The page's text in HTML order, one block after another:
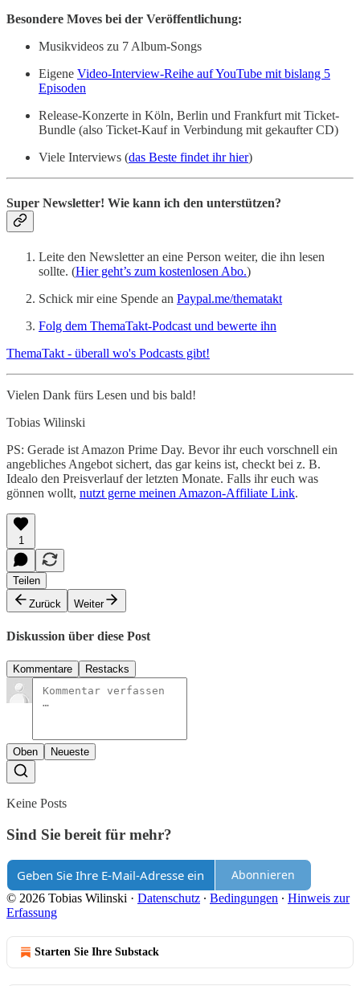
Besondere Moves bei der Veröffentlichung:
Musikvideos zu 7 Album-Songs
Eigene Video-Interview-Reihe auf YouTube mit bislang 5
Episoden
Release-Konzerte in Köln, Berlin und Frankfurt mit Ticket-
Bundle (also Ticket-Kauf in Verbindung mit gekaufter CD)
Viele Interviews (das Beste findet ihr hier)
Super Newsletter! Wie kann ich den unterstützen?
Leite den Newsletter an eine Person weiter, die ihn lesen
sollte. (Hier geht’s zum kostenlosen Abo.)
Schick mir eine Spende an Paypal.me/thematakt
Folg dem ThemaTakt-Podcast und bewerte ihn
ThemaTakt - überall wo's Podcasts gibt!
Vielen Dank fürs Lesen und bis bald!
Tobias Wilinski
PS: Gerade ist Amazon Prime Day. Bevor ihr euch vorschnell ein
angebliches Angebot sichert, das gar keins ist, checkt bei z. B.
Idealo den Preisverlauf der letzten Monate. Falls ihr euch was
gönnen wollt, nutzt gerne meinen Amazon-Affiliate Link.
1
Teilen
Zurück
Weiter
Diskussion über diese Post
Kommentare Restacks
Oben Neueste
Keine Posts
Sind Sie bereit für mehr?
Abonnieren
© 2026 Tobias Wilinski · Datenschutz ∙ Bedingungen ∙ Hinweis zur
Erfassung
Starten Sie Ihre Substack